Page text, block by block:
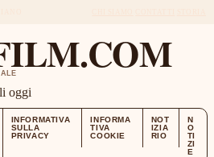
oggi
INFORMATIVA
SULLA
PRIVACY
INFORMA
TIVA
COOKIE
NOT
IZIA
RIO
N
O
TI
ZI
E